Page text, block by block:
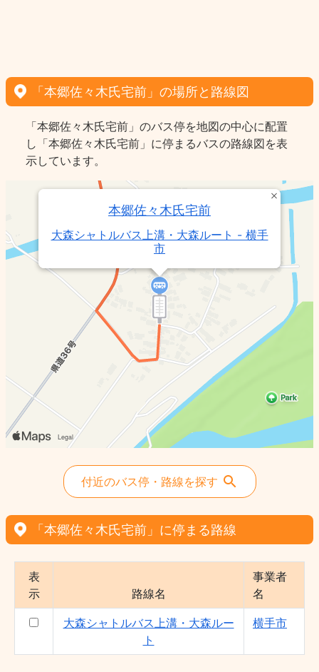
「本郷佐々木氏宅前」の場所と路線図
「本郷佐々木氏宅前」のバス停を地図の中心に配置
し「本郷佐々木氏宅前」に停まるバスの路線図を表
示しています。
本郷佐々木氏宅前
大森シャトルバス上溝・大森ルート - 横手
市
付近のバス停・路線を探す
「本郷佐々木氏宅前」に停まる路線
表
示
路線名
事業者
名
大森シャトルバス上溝・大森ルー
ト
横手市